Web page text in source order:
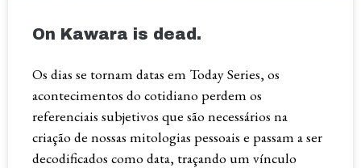
On Kawara is dead.
Os dias se tornam datas em Today Series, os
acontecimentos do cotidiano perdem os
referenciais subjetivos que são necessários na
criação de nossas mitologias pessoais e passam a ser
decodificados como data, traçando um vínculo